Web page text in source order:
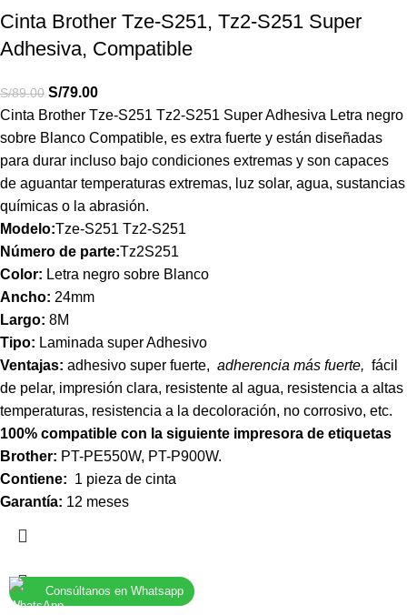
Cinta Brother Tze-S251, Tz2-S251 Super
Adhesiva, Compatible
S/89.00 S/79.00
Cinta Brother Tze-S251 Tz2-S251 Super Adhesiva Letra negro
sobre Blanco Compatible, es extra fuerte y están diseñadas
para durar incluso bajo condiciones extremas y son capaces
de aguantar temperaturas extremas, luz solar, agua, sustancias
químicas o la abrasión.
Modelo:Tze-S251 Tz2-S251
Número de parte:Tz2S251
Color: Letra negro sobre Blanco
Ancho: 24mm
Largo: 8M
Tipo: Laminada super Adhesivo
Ventajas: adhesivo super fuerte, adherencia más fuerte, fácil
de pelar, impresión clara, resistente al agua, resistencia a altas
temperaturas, resistencia a la decoloración, no corrosivo, etc.
100% compatible con la siguiente impresora de etiquetas
Brother: PT-PE550W, PT-P900W.
Contiene: 1 pieza de cinta
Garantía: 12 meses
Consúltanos en Whatsapp